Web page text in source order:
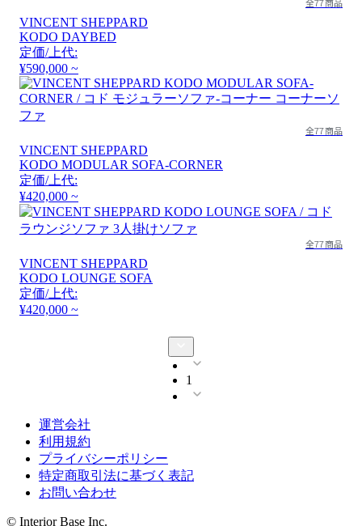
VINCENT SHEPPARD
KODO DAYBED
定価/上代:
¥590,000 ~
全77商品
VINCENT SHEPPARD
KODO MODULAR SOFA-CORNER
定価/上代:
¥420,000 ~
全77商品
VINCENT SHEPPARD
KODO LOUNGE SOFA
定価/上代:
¥420,000 ~
1
運営会社
利用規約
プライバシーポリシー
特定商取引法に基づく表記
お問い合わせ
© Interior Base Inc.